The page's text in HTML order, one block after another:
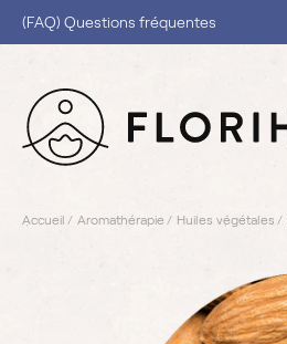
(FAQ) Questions fréquentes
Accueil Aromathérapie Huiles végétales